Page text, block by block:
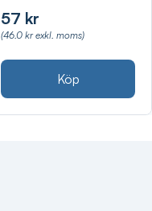
57 kr
(46.0 kr exkl. moms)
Köp